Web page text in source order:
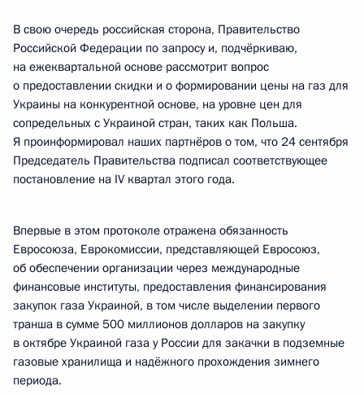
В свою очередь российская сторона, Правительство
Российской Федерации по запросу и, подчёркиваю,
на ежеквартальной основе рассмотрит вопрос
о предоставлении скидки и о формировании цены на газ для
Украины на конкурентной основе, на уровне цен для
сопредельных с Украиной стран, таких как Польша.
Я проинформировал наших партнёров о том, что 24 сентября
Председатель Правительства подписал соответствующее
постановление на IV квартал этого года.
Впервые в этом протоколе отражена обязанность
Евросоюза, Еврокомиссии, представляющей Евросоюз,
об обеспечении организации через международные
финансовые институты, предоставления финансирования
закупок газа Украиной, в том числе выделении первого
транша в сумме 500 миллионов долларов на закупку
в октябре Украиной газа у России для закачки в подземные
газовые хранилища и надёжного прохождения зимнего
периода.